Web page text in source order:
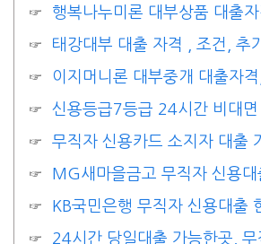
행복나누미론 대부상품 대출
태강대부 대출 자격 , 조건, 추
이지머니론 대부중개 대출자
신용등급7등급 24시간 비대면
무직자 신용카드 소지자 대출
MG새마을금고 무직자 신용대
KB국민은행 무직자 신용대출
24시간 당일대출 가능한곳,